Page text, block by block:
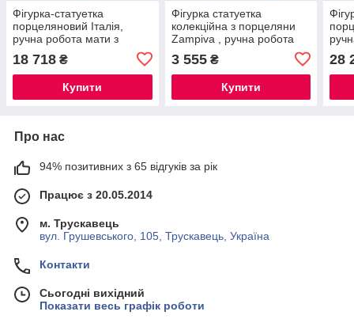
Фігурка-статуетка
порцеляновий Італія,
ручна робота мати з
дитиною Sabadin, h-38 см
(209Ls)
18 718 ₴
Купити
Фігурка статуетка
колекційна з порцеляни
Zampiva , ручна робота
,Італія Купідон, (h-12 см)
3 555₴
Купити
28
Про нас
94% позитивних з 65 відгуків за рік
Працює з 20.05.2014
м. Трускавець
вул. Грушевського, 105, Трускавець, Україна
Контакти
Сьогодні вихідний
Показати весь графік роботи